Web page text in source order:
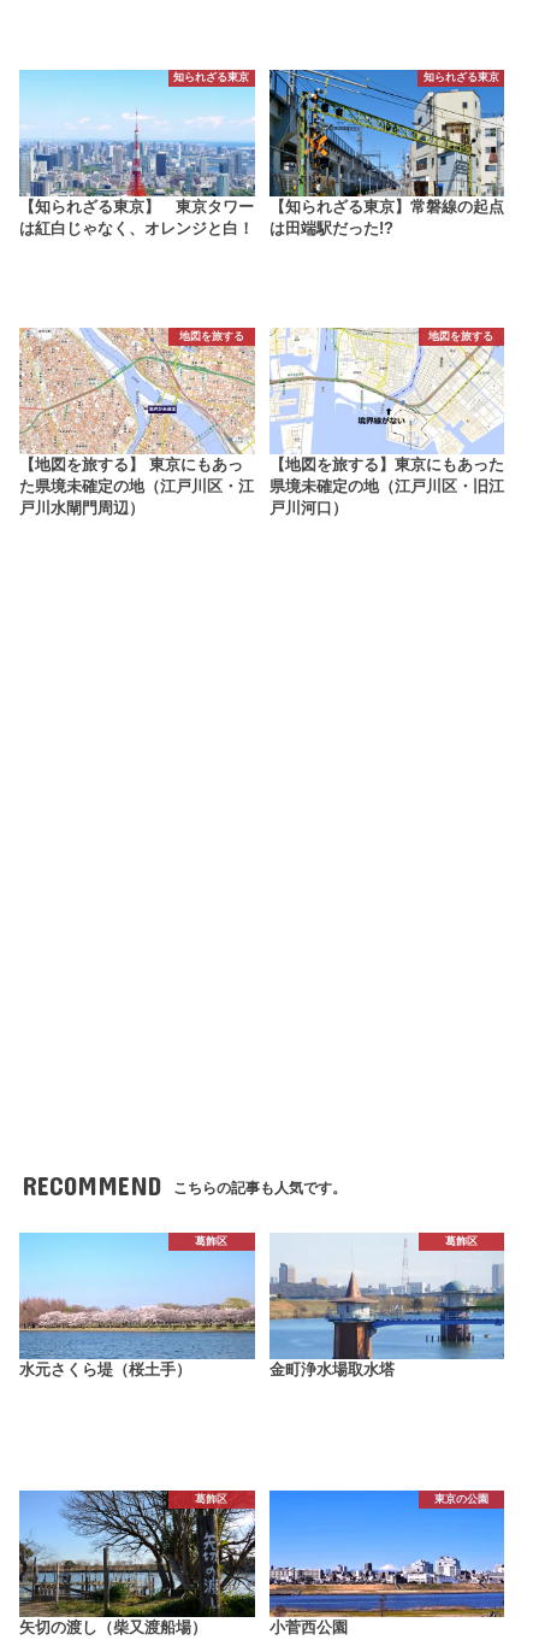
知られざる東京
【知られざる東京】 東京タワー
は紅白じゃなく、オレンジと白！
知られざる東京
【知られざる東京】常磐線の起点
は田端駅だった!?
地図を旅する
【地図を旅する】 東京にもあっ
た県境未確定の地（江戸川区・江
戸川水閘門周辺）
地図を旅する
【地図を旅する】東京にもあった
県境未確定の地（江戸川区・旧江
戸川河口）
RECOMMEND こちらの記事も人気です。
葛飾区
水元さくら堤（桜土手）
葛飾区
金町浄水場取水塔
葛飾区
矢切の渡し（柴又渡船場）
東京の公園
小菅西公園